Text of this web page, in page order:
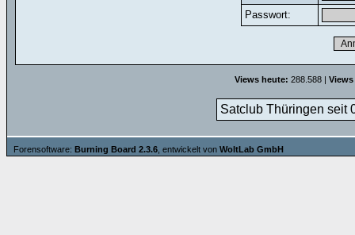
Passwort:
Views heute: 288.588 |
Satclub Thüringen seit
Forensoftware: Burning Board 2.3.6 , entwickelt von WoltLab GmbH